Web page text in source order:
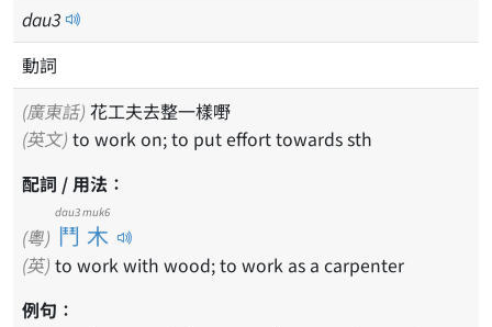
dau3
動詞
(廣東話) 花工夫去整一樣嘢
(英文) to work on; to put effort towards sth
配詞 / 用法：
(粵) 鬥木
dau3 muk6
(英) to work with wood; to work as a carpenter
例句：